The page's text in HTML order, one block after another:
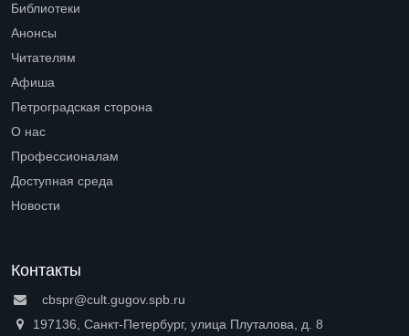
Библиотеки
Анонсы
Читателям
Афиша
Петроградская сторона
О нас
Профессионалам
Доступная среда
Новости
Контакты
cbspr@cult.gugov.spb.ru
197136, Санкт-Петербург, улица Плуталова, д. 8